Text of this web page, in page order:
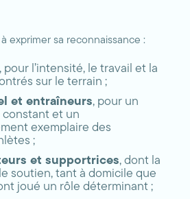
exprimer sa reconnaissance :
, pour l’intensité, le travail et la
sur le terrain ;
et entraîneurs, pour un
et un
exemplaire des
;
et supportrices, dont la
soutien, tant à domicile que
joué un rôle déterminant ;